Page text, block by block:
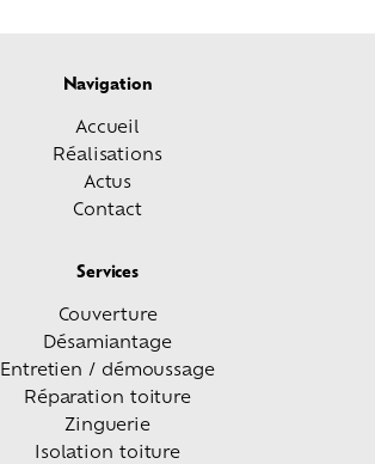
Navigation
Accueil
Réalisations
Actus
Contact
Services
Couverture
Désamiantage
Entretien / démoussage
Réparation toiture
Zinguerie
Isolation toiture